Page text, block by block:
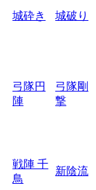
城砕き 城破り
弓隊円
陣
弓隊剛
撃
戦陣 千
鳥
新陰流